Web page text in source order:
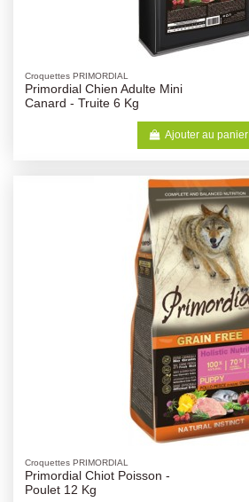
Croquettes PRIMORDIAL
Primordial Chien Adulte Mini
Canard - Truite 6 Kg
Ajouter au panier
Croquettes PRIMORDIAL
Primordial Chiot Poisson -
Poulet 12 Kg